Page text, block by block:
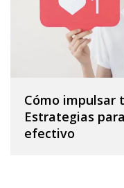
Cómo impulsar
Estrategias
efectivo